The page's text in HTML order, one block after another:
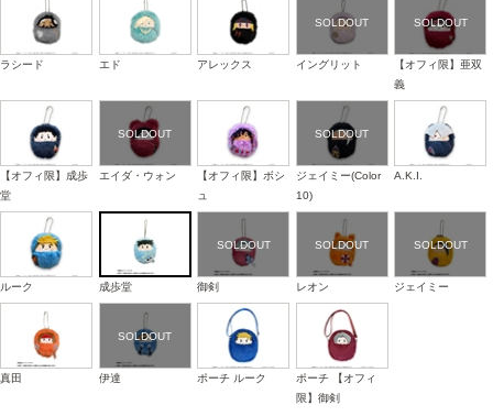
ラシード エド アレックス イングリット
【オフィ限】亜双
義
【オフィ限】成歩
堂
エイダ・ウォン
【オフィ限】ボシ
ュ
ジェイミー(Color
10)
A.K.I.
ルーク 成歩堂 御剣 レオン ジェイミー
真田 伊達 ポーチ ルーク
ポーチ 【オフィ
限】御剣